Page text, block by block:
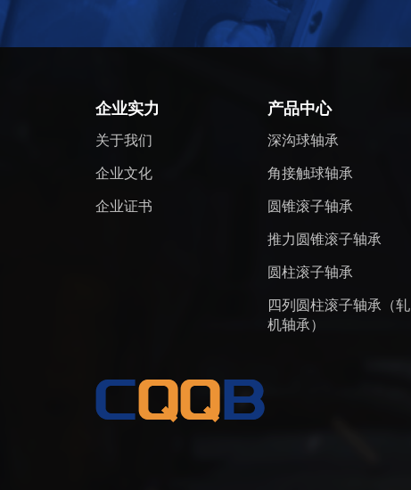
企业实力
关于我们
企业文化
企业证书
产品中心
深沟球轴承
角接触球轴承
圆锥滚子轴承
推力圆锥滚子轴承
圆柱滚子轴承
四列圆柱滚子轴承（轧
机轴承）